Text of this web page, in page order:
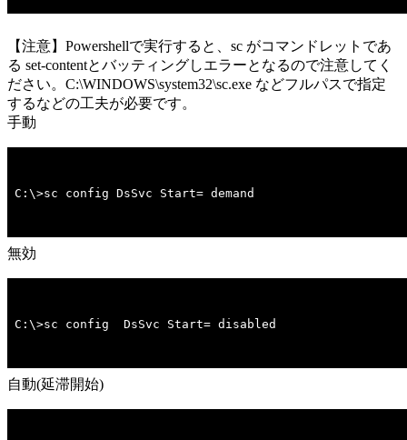
【注意】Powershellで実行すると、sc がコマンドレットであ
る set-contentとバッティングしエラーとなるので注意してく
ださい。C:\WINDOWS\system32\sc.exe などフルパスで指定
するなどの工夫が必要です。
手動
C:\>sc config DsSvc Start= demand
無効
C:\>sc config  DsSvc Start= disabled
自動(延滞開始)